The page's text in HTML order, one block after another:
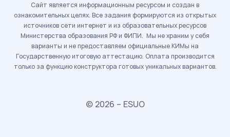
Сайт является информационным ресурсом и создан в
ознакомительных целях. Все задания формируются из открытых
источников сети интернет и из образовательных ресурсов
Министерства образования РФ и ФИПИ. Мы не храним у себя
варианты и не предоставляем официальные КИМы на
Государственную итоговую аттестацию. Оплата производится
только за функцию конструктора готовых уникальных вариантов.
© 2026 – ESUO